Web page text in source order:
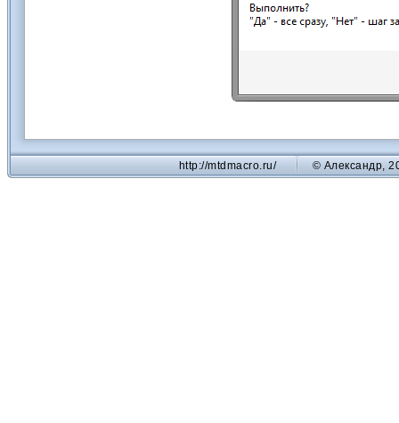
http://mtdmacro.ru/ © Александр,